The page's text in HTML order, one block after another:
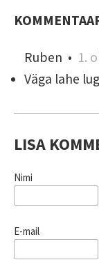
Ruben • 1.
Väga lahe
LISA
Nimi
E-mail